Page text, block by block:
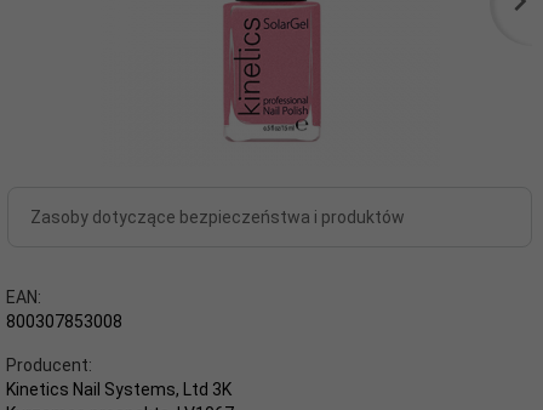
Zasoby dotyczące bezpieczeństwa i produktów
EAN:
800307853008
Producent:
Kinetics Nail Systems, Ltd 3K